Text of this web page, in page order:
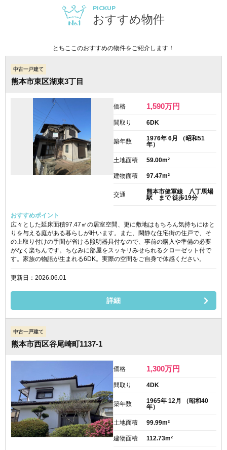
PICKUP
おすすめ物件
とちここのおすすめの物件をご紹介します！
中古一戸建て
熊本市東区湖東3丁目
価格 1,590万円
間取り 6DK
築年数
1976年 6月 （昭和51
年）
土地面積 59.00m²
建物面積 97.47m²
交通
熊本市健軍線 八丁馬場
駅 まで 徒歩19分
おすすめポイント
広々とした延床面積97.47㎡の居室空間、更に敷地はもちろん気持ちにゆと
りを与える庭がある暮らしが叶います。また、閑静な住宅街の住戸で、そ
の上取り付けの手間が省ける照明器具付なので、事前の購入や準備の必要
がなく楽ちんです。ちなみに部屋をスッキリみせられるクローゼット付で
す。家族の物語が生まれる6DK。実際の空間をご自身で体感ください。
更新日：2026.06.01
詳細
中古一戸建て
熊本市西区谷尾崎町1137-1
価格 1,300万円
間取り 4DK
築年数
1965年 12月 （昭和40
年）
土地面積 99.99m²
建物面積 112.73m²